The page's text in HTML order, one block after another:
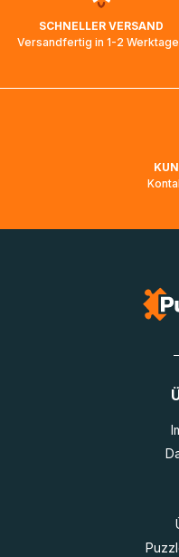
ankommen und von der
bearbeitet werden.
Bitte kontaktieren Sie den
Lieferadressen in
SCHNELLER VERSAND
Versandfertig in 1-2